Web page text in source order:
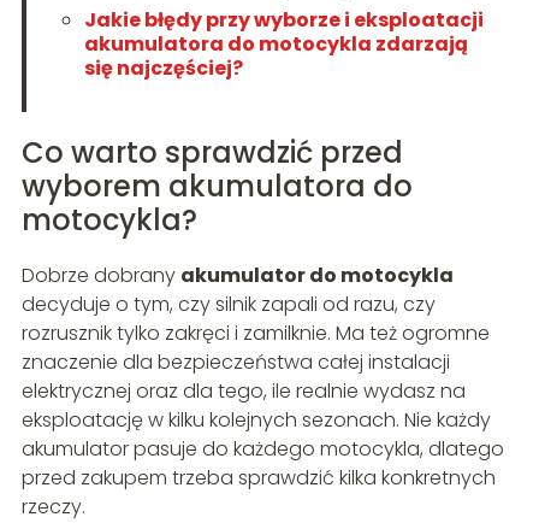
Jakie błędy przy wyborze i eksploatacji
akumulatora do motocykla zdarzają
się najczęściej?
Co warto sprawdzić przed
wyborem akumulatora do
motocykla?
Dobrze dobrany akumulator do motocykla
decyduje o tym, czy silnik zapali od razu, czy
rozrusznik tylko zakręci i zamilknie. Ma też ogromne
znaczenie dla bezpieczeństwa całej instalacji
elektrycznej oraz dla tego, ile realnie wydasz na
eksploatację w kilku kolejnych sezonach. Nie każdy
akumulator pasuje do każdego motocykla, dlatego
przed zakupem trzeba sprawdzić kilka konkretnych
rzeczy.